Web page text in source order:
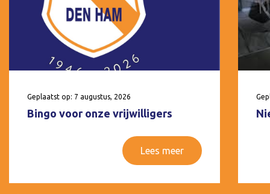
Geplaatst op: 7 augustus, 2026
Bingo voor onze vrijwilligers
Lees meer